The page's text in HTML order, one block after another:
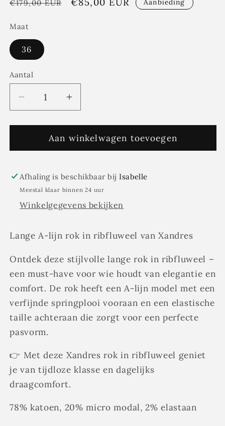
€179,00 EUR Aanbieding
Maat
36
Aantal
Aantal
Aantal
verlagen
voor
Xandres
-
bruine
rok
Aantal
verhogen
voor
Xandres
-
bruine
rok
Aan winkelwagen toevoegen
Afhaling is beschikbaar bij Isabelle
Meestal klaar binnen 24 uur
Winkelgegevens bekijken
Lange A-lijn rok in ribfluweel van Xandres
Ontdek deze stijlvolle lange rok in ribfluweel –
een must-have voor wie houdt van elegantie en
comfort. De rok heeft een A-lijn model met een
verfijnde springplooi vooraan en een elastische
taille achteraan die zorgt voor een perfecte
pasvorm.
👉 Met deze Xandres rok in ribfluweel geniet
je van tijdloze klasse en dagelijks
draagcomfort.
78% katoen, 20% micro modal, 2% elastaan